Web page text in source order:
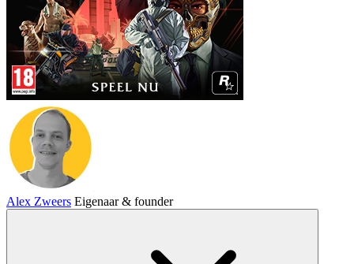
Alex Zweers Eigenaar & founder